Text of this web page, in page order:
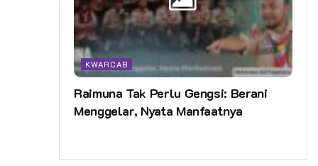
KWARCAB
Raimuna Tak Perlu Gengsi: Berani
Menggelar, Nyata Manfaatnya